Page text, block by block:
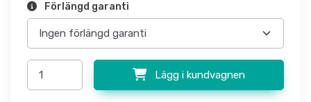
Förlängd garanti
Lägg i kundvagnen